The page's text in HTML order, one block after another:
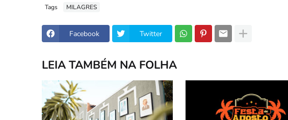
Tags MILAGRES
Facebook Twitter
LEIA TAMBÉM NA FOLHA